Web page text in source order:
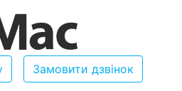
Замовити дзвінок